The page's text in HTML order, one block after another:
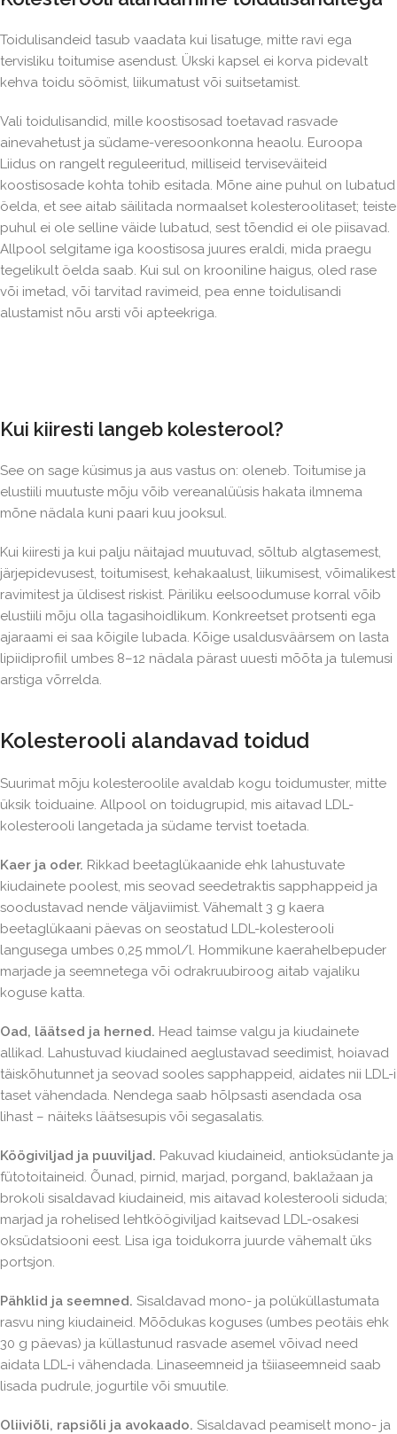
Toidulisandeid tasub vaadata kui lisatuge, mitte ravi ega
tervisliku toitumise asendust. Ükski kapsel ei korva pidevalt
kehva toidu söömist, liikumatust või suitsetamist.
Vali toidulisandid, mille koostisosad toetavad rasvade
ainevahetust ja südame-veresoonkonna heaolu. Euroopa
Liidus on rangelt reguleeritud, milliseid terviseväiteid
koostisosade kohta tohib esitada. Mõne aine puhul on lubatud
öelda, et see aitab säilitada normaalset kolesteroolitaset; teiste
puhul ei ole selline väide lubatud, sest tõendid ei ole piisavad.
Allpool selgitame iga koostisosa juures eraldi, mida praegu
tegelikult öelda saab. Kui sul on krooniline haigus, oled rase
või imetad, või tarvitad ravimeid, pea enne toidulisandi
alustamist nõu arsti või apteekriga.
Kui kiiresti langeb kolesterool?
See on sage küsimus ja aus vastus on: oleneb. Toitumise ja
elustiili muutuste mõju võib vereanalüüsis hakata ilmnema
mõne nädala kuni paari kuu jooksul.
Kui kiiresti ja kui palju näitajad muutuvad, sõltub algtasemest,
järjepidevusest, toitumisest, kehakaalust, liikumisest, võimalikest
ravimitest ja üldisest riskist. Päriliku eelsoodumuse korral võib
elustiili mõju olla tagasihoidlikum. Konkreetset protsenti ega
ajaraami ei saa kõigile lubada. Kõige usaldusväärsem on lasta
lipiidiprofiil umbes 8–12 nädala pärast uuesti mõõta ja tulemusi
arstiga võrrelda.
Kolesterooli alandavad toidud
Suurimat mõju kolesteroolile avaldab kogu toidumuster, mitte
üksik toiduaine. Allpool on toidugrupid, mis aitavad LDL-
kolesterooli langetada ja südame tervist toetada.
Kaer ja oder. Rikkad beetaglükaanide ehk lahustuvate
kiudainete poolest, mis seovad seedetraktis sapphappeid ja
soodustavad nende väljaviimist. Vähemalt 3 g kaera
beetaglükaani päevas on seostatud LDL-kolesterooli
langusega umbes 0,25 mmol/l. Hommikune kaerahelbepuder
marjade ja seemnetega või odrakruubiroog aitab vajaliku
koguse katta.
Oad, läätsed ja herned. Head taimse valgu ja kiudainete
allikad. Lahustuvad kiudained aeglustavad seedimist, hoiavad
täiskõhutunnet ja seovad sooles sapphappeid, aidates nii LDL-i
taset vähendada. Nendega saab hõlpsasti asendada osa
lihast – näiteks läätsesupis või segasalatis.
Köögiviljad ja puuviljad. Pakuvad kiudaineid, antioksüdante ja
fütotoitaineid. Õunad, pirnid, marjad, porgand, baklažaan ja
brokoli sisaldavad kiudaineid, mis aitavad kolesterooli siduda;
marjad ja rohelised lehtköögiviljad kaitsevad LDL-osakesi
oksüdatsiooni eest. Lisa iga toidukorra juurde vähemalt üks
portsjon.
Pähklid ja seemned. Sisaldavad mono- ja polüküllastumata
rasvu ning kiudaineid. Mõõdukas koguses (umbes peotäis ehk
30 g päevas) ja küllastunud rasvade asemel võivad need
aidata LDL-i vähendada. Linaseemneid ja tšiiaseemneid saab
lisada pudrule, jogurtile või smuutile.
Oliiviõli, rapsiõli ja avokaado. Sisaldavad peamiselt mono- ja